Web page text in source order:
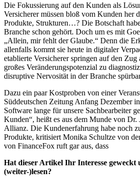
Die Fokussierung auf den Kunden als
Versicherer müssen bloß vom Kunden her
Produkte, Strukturen…? Die Botschaft
Branche schon gehört. Doch um es mit
„Allein, mir fehlt der Glaube.“ Denn die
allenfalls kommt sie heute in digitaler
etablierte Versicherer springen auf den
großes Veränderungspotenzial zu
disruptive Nervosität in der Branche
Dazu ein paar Kostproben von einer
Süddeutschen Zeitung Anfang Dezember
Software lange für unsere Sachbearbeiter
Kunden“, heißt es aus dem Munde von
Allianz. Die Kundenerfahrung habe noch
Produkte, kritisiert Monika Schultze von
von FinanceFox ruft gar aus, dass
Hat dieser Artikel Ihr Interesse geweckt
(weiter-)lesen?